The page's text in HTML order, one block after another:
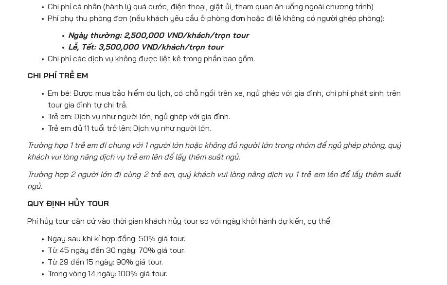
Chi phí cá nhân (hành lý quá cước, điện thoại, giặt ủi, tham quan ăn uống ngoài chương trình)
Phí phụ thu phòng đơn (nếu khách yêu cầu ở phòng đơn hoặc đi lẻ không có người ghép phòng):
Ngày thường: 2,500,000 VND/khách/trọn tour
Lễ, Tết: 3,500,000 VND/khách/trọn tour
Chi phí các dịch vụ không được liệt kê trong phần bao gồm.
CHI PHÍ TRẺ EM
Em bé: Được mua bảo hiểm du lịch, có chỗ ngồi trên xe, ngủ ghép với gia đình, chi phí phát sinh trên
tour gia đình tự chi trả.
Trẻ em: Dịch vụ như người lớn, ngủ ghép với gia đình.
Trẻ em đủ 11 tuổi trở lên: Dịch vụ như người lớn.
Trường hợp 1 trẻ em đi chung với 1 người lớn hoặc không đủ người lớn trong nhóm để ngủ ghép phòng, quý
khách vui lòng nâng dịch vụ trẻ em lên để lấy thêm suất ngủ.
Trường hợp 2 người lớn đi cùng 2 trẻ em, quý khách vui lòng nâng dịch vụ 1 trẻ em lên để lấy thêm suất
ngủ.
QUY ĐỊNH HỦY TOUR
Phí hủy tour căn cứ vào thời gian khách hủy tour so với ngày khởi hành dự kiến, cụ thể:
Ngay sau khi kí hợp đồng: 50% giá tour.
Từ 45 ngày đến 30 ngày: 70% giá tour.
Từ 29 đến 15 ngày: 90% giá tour.
Trong vòng 14 ngày: 100% giá tour.